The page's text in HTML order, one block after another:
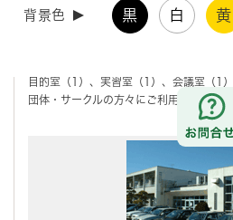
背景色 黒 白 黄
お
地域住民の方々が、生きがいを持って心
目的室（1）、実習室（1）、会議室（1
団体・サークルの方々にご利用いただい